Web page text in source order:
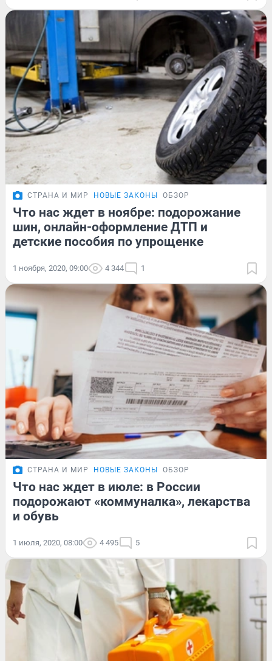
СТРАНА И МИР НОВЫЕ ЗАКОНЫ ОБЗОР
Что нас ждет в ноябре: подорожание
шин, онлайн-оформление ДТП и
детские пособия по упрощенке
1 ноября, 2020, 09:00 4 344 1
СТРАНА И МИР НОВЫЕ ЗАКОНЫ ОБЗОР
Что нас ждет в июле: в России
подорожают «коммуналка», лекарства
и обувь
1 июля, 2020, 08:00 4 495 5